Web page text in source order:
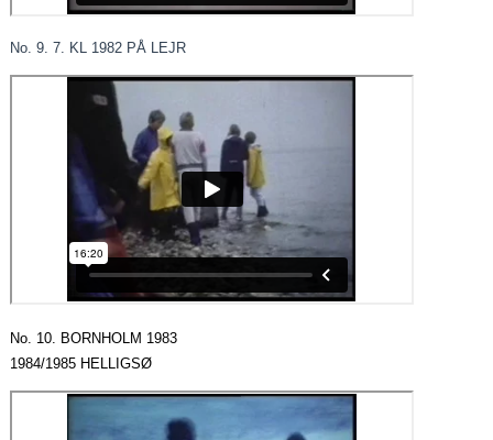
No. 9. 7. KL 1982 PÅ LEJR
No. 10. BORNHOLM 1983
1984/1985 HELLIGSØ